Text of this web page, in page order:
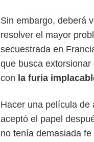
Sin embargo, deberá
resolver el mayor
secuestrada en
que busca
con la furia
Hacer una película de
aceptó el papel
no tenía demasiada